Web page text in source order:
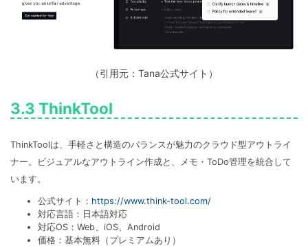
（引用元：Tana公式サイト）
3.3 ThinkTool
ThinkToolは、手軽さと構造のバランスが魅力のクラウド型アウトライ
ナー。ビジュアルなアウトライン作成と、メモ・ToDo管理を統合して
います。
公式サイト： https://www.think-tool.com/
対応言語：日本語対応
対応OS：Web、iOS、Android
価格：基本無料（プレミアムあり）